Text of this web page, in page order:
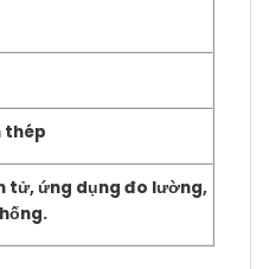
thép
tử, ứng dụng đo lường,